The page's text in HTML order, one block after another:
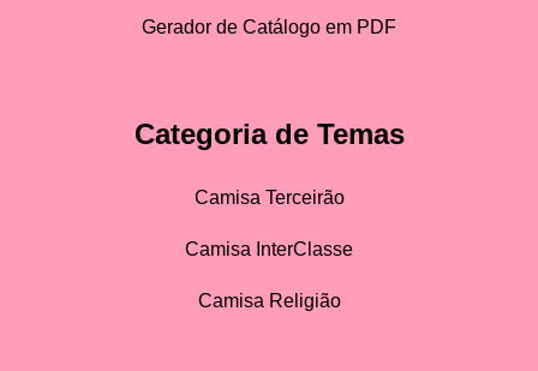
Gerador de Catálogo em PDF
Categoria de Temas
Camisa Terceirão
Camisa InterClasse
Camisa Religião